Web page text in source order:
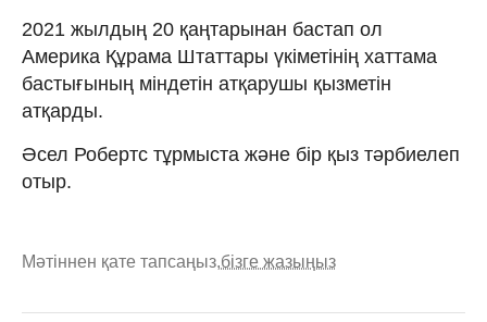
2021 жылдың 20 қаңтарынан бастап ол
Америка Құрама Штаттары үкіметінің хаттама
бастығының міндетін атқарушы қызметін
атқарды.
Әсел Робертс тұрмыста және бір қыз тәрбиелеп
отыр.
Мәтіннен қате тапсаңыз,бізге жазыңыз